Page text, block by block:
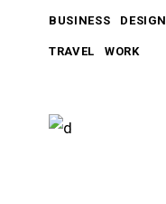
BUSINESS DESIGN
TRAVEL WORK